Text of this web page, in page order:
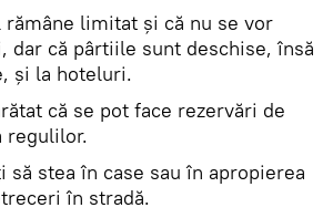
limitat și că nu se vor
că pârtiile sunt deschise, însă
și la hoteluri.
că se pot face rezervări de
regulilor.
stea în case sau în apropierea
în stradă.